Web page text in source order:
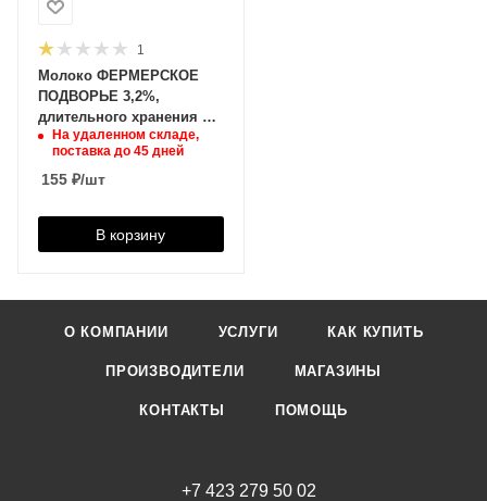
1
Молоко ФЕРМЕРСКОЕ
ПОДВОРЬЕ 3,2%,
длительного хранения 1л,
00-00000624
На удаленном складе,
поставка до 45 дней
155 ₽/шт
В корзину
О КОМПАНИИ УСЛУГИ КАК КУПИТЬ
ПРОИЗВОДИТЕЛИ МАГАЗИНЫ
КОНТАКТЫ ПОМОЩЬ
+7 423 279 50 02